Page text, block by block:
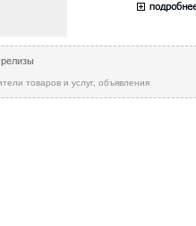
товаров и услуг, объявления